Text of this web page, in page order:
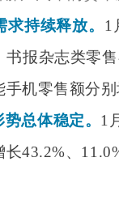
持续释放。 1
报杂志类零
机零售额分
总体稳定。 1
43.2%、